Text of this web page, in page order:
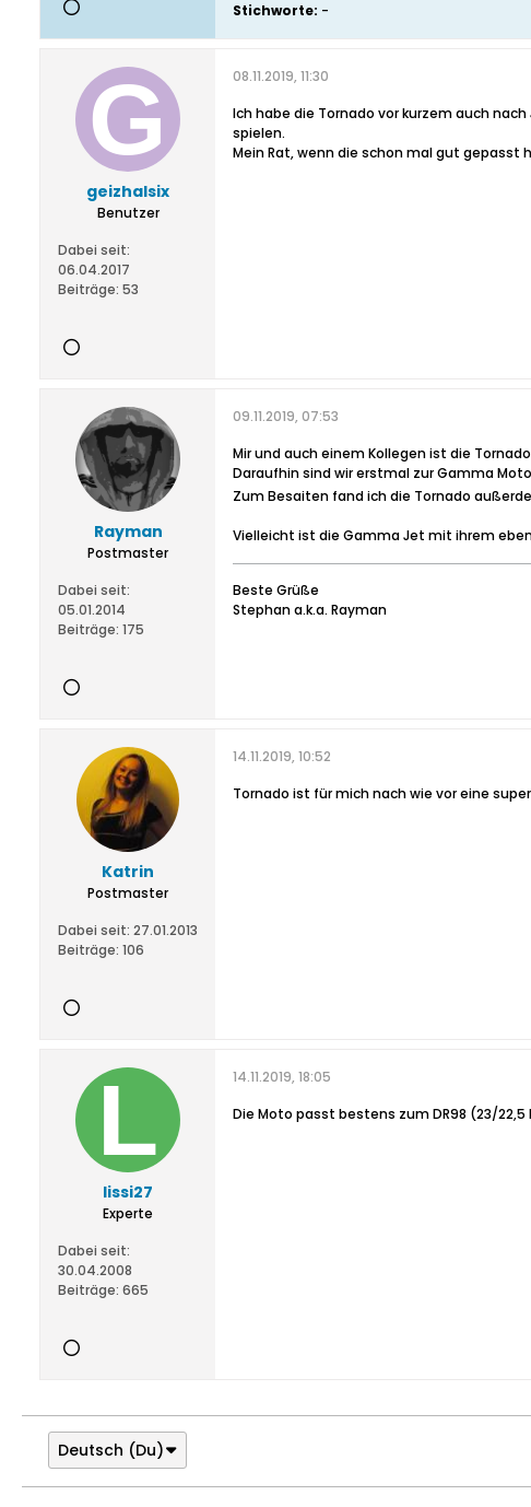
Stichworte: -
geizhalsix
Benutzer
Dabei seit:
06.04.2017
Beiträge: 53
08.11.2019, 11:30
Ich habe die Tornado vor kurzem auch
spielen.
Mein Rat, wenn die schon mal gut gepasst
Rayman
Postmaster
Dabei seit:
05.01.2014
Beiträge: 175
09.11.2019, 07:53
Mir und auch einem Kollegen ist die
Daraufhin sind wir erstmal zur Gamma
Zum Besaiten fand ich die Tornado
Vielleicht ist die Gamma Jet mit ihrem
Beste Grüße
Stephan a.k.a. Rayman
Katrin
Postmaster
Dabei seit: 27.01.2013
Beiträge: 106
14.11.2019, 10:52
Tornado ist für mich nach wie vor eine
lissi27
Experte
Dabei seit:
30.04.2008
Beiträge: 665
14.11.2019, 18:05
Die Moto passt bestens zum DR98 (23/22,5
Deutsch (Du)